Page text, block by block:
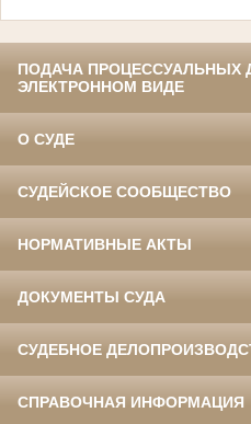
ПОДАЧА ПРОЦЕССУАЛЬНЫХ
ЭЛЕКТРОННОМ ВИДЕ
О СУДЕ
СУДЕЙСКОЕ СООБЩЕСТВО
НОРМАТИВНЫЕ АКТЫ
ДОКУМЕНТЫ СУДА
СУДЕБНОЕ
СПРАВОЧНАЯ ИНФОРМАЦИЯ